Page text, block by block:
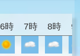
6時 7時 8時 9